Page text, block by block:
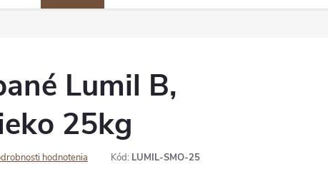
Lumil B,
25kg
hodnotenia Kód: LUMIL-SMO-25